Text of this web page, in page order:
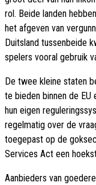
rol. Beide landen
het afgeven van
Duitsland tussenbeide
spelers vooral gebruik
De twee kleine staten
te bieden binnen de EU
hun eigen
regelmatig over de
toegepast op de
Services Act een
Aanbieders van